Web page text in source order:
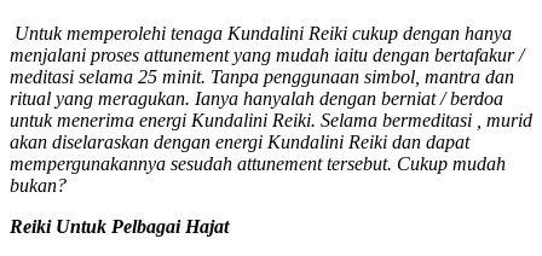
Untuk memperolehi tenaga Kundalini Reiki cukup dengan hanya
menjalani proses attunement yang mudah iaitu dengan bertafakur /
meditasi selama 25 minit. Tanpa penggunaan simbol, mantra dan
ritual yang meragukan. Ianya hanyalah dengan berniat / berdoa
untuk menerima energi Kundalini Reiki. Selama bermeditasi , murid
akan diselaraskan dengan energi Kundalini Reiki dan dapat
mempergunakannya sesudah attunement tersebut. Cukup mudah
bukan?
Reiki Untuk Pelbagai Hajat